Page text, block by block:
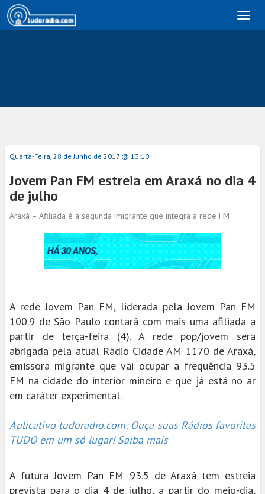
Quarta-Feira, 28 de Junho de 2017 @ 13:10
Jovem Pan FM estreia em Araxá no dia 4
de julho
Araxá – Afiliada é a segunda imigrante que integra a rede FM
A rede Jovem Pan FM, liderada pela Jovem Pan FM
100.9 de São Paulo contará com mais uma afiliada a
partir de terça-feira (4). A rede pop/jovem será
abrigada pela atual Rádio Cidade AM 1170 de Araxá,
emissora migrante que vai ocupar a frequência 93.5
FM na cidade do interior mineiro e que já está no ar
em caráter experimental.
Aplicativo tudoradio.com: Ouça suas Rádios favoritas
TUDO em um só lugar! Saiba mais
A futura Jovem Pan FM 93.5 de Araxá tem estreia
prevista para o dia 4 de julho, a partir do meio-dia,